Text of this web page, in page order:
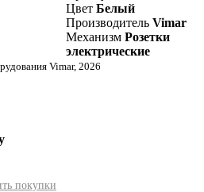
Цвет Белый
Производитель Vimar
Механизм Розетки
электрические
Vimar, 2026
покупки